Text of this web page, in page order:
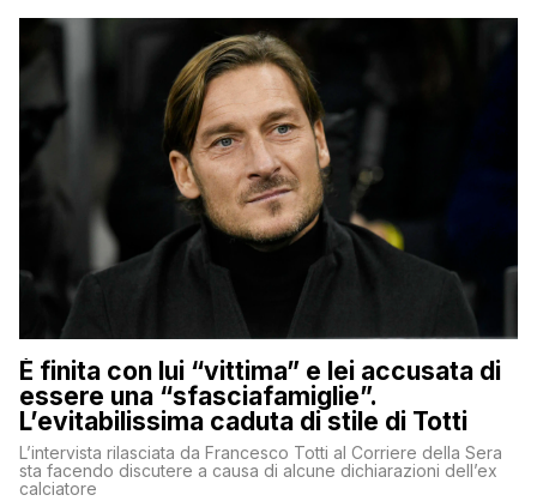
È finita con lui “vittima” e lei accusata di
essere una “sfasciafamiglie”.
L’evitabilissima caduta di stile di Totti
L’intervista rilasciata da Francesco Totti al Corriere della Sera
sta facendo discutere a causa di alcune dichiarazioni dell’ex
calciatore